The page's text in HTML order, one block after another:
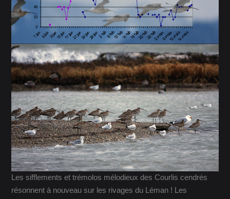
Les sifflements et trémolos mélodieux des Courlis cendrés
résonnent à nouveau sur les rivages du Léman ! Les